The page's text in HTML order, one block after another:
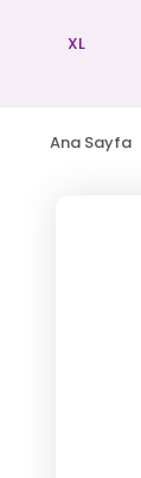
XL
Ana Sayfa